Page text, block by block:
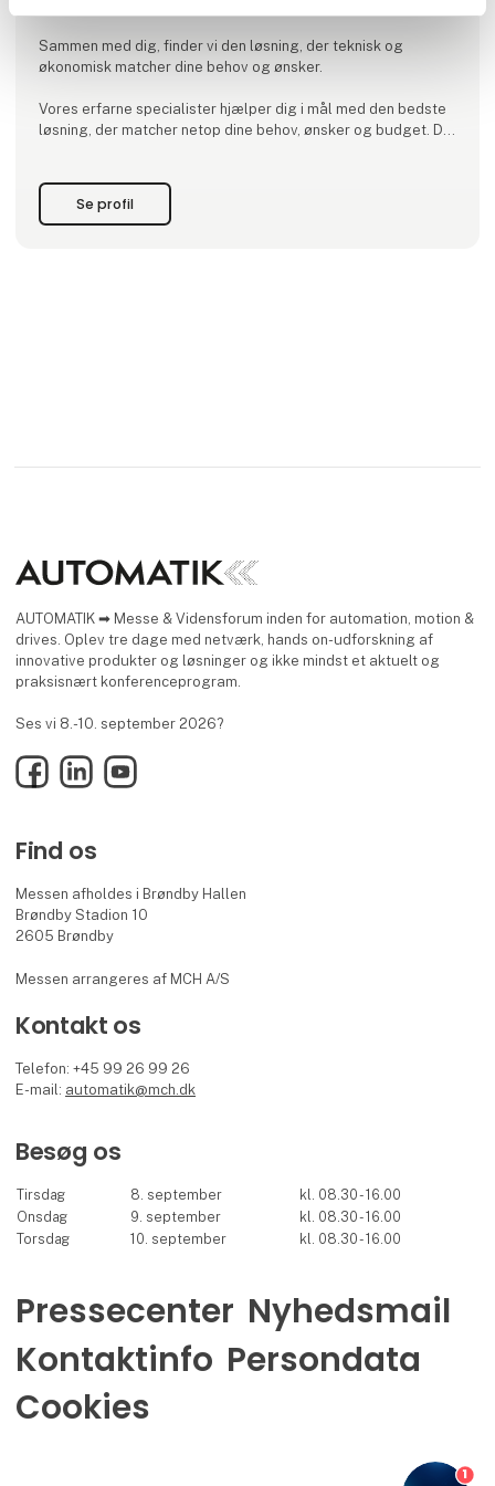
minimerer nedetid.
Sammen med dig, finder vi den løsning, der teknisk og
økonomisk matcher dine behov og ønsker.
Vores erfarne specialister hjælper dig i mål med den bedste
løsning, der matcher netop dine behov, ønsker og budget. Du
Du vil mærke, at 50 år i branchen har givet os en solid
Se profil
AUTOMATIK ➡ Messe & Vidensforum inden for automation, motion &
drives. Oplev tre dage med netværk, hands on-udforskning af
innovative produkter og løsninger og ikke mindst et aktuelt og
praksisnært konferenceprogram.
Ses vi 8.-10. september 2026?
FacebookLinkedInYouTube
Find os
Messen afholdes i Brøndby Hallen
Brøndby Stadion 10
2605 Brøndby
Messen arrangeres af MCH A/S
Kontakt os
Telefon: +45 99 26 99 26
E-mail: automatik@mch.dk
Besøg os
Tirsdag 8. september
kl. 08.30 - 16.00
Onsdag
9. september
kl. 08.30 - 16.00
Torsdag
10. september kl. 08.30 - 16.00
Pressecenter Nyhedsmail
Kontaktinfo Persondata
Cookies
1